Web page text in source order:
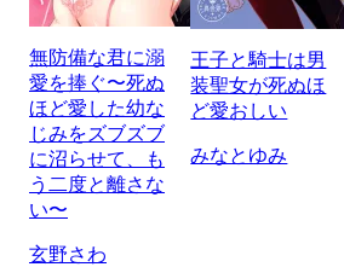
無防備な君に溺
愛を捧ぐ〜死ぬ
ほど愛した幼な
じみをズブズブ
に沼らせて、も
う二度と離さな
い〜
玄野さわ
王子と騎士は男
装聖女が死ぬほ
ど愛おしい
みなとゆみ